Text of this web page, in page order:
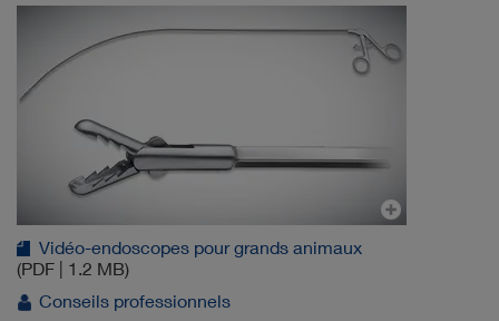
Vidéo-endoscopes pour grands animaux
(PDF | 1.2 MB)
Conseils professionnels